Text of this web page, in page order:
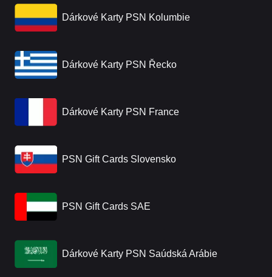
Dárkové Karty PSN Kolumbie
Dárkové Karty PSN Řecko
Dárkové Karty PSN France
PSN Gift Cards Slovensko
PSN Gift Cards SAE
Dárkové Karty PSN Saúdská Arábie